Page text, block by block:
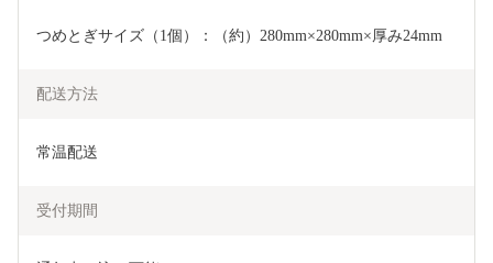
つめとぎサイズ（1個）：（約）280mm×280mm×厚み24mm
配送方法
常温配送
受付期間